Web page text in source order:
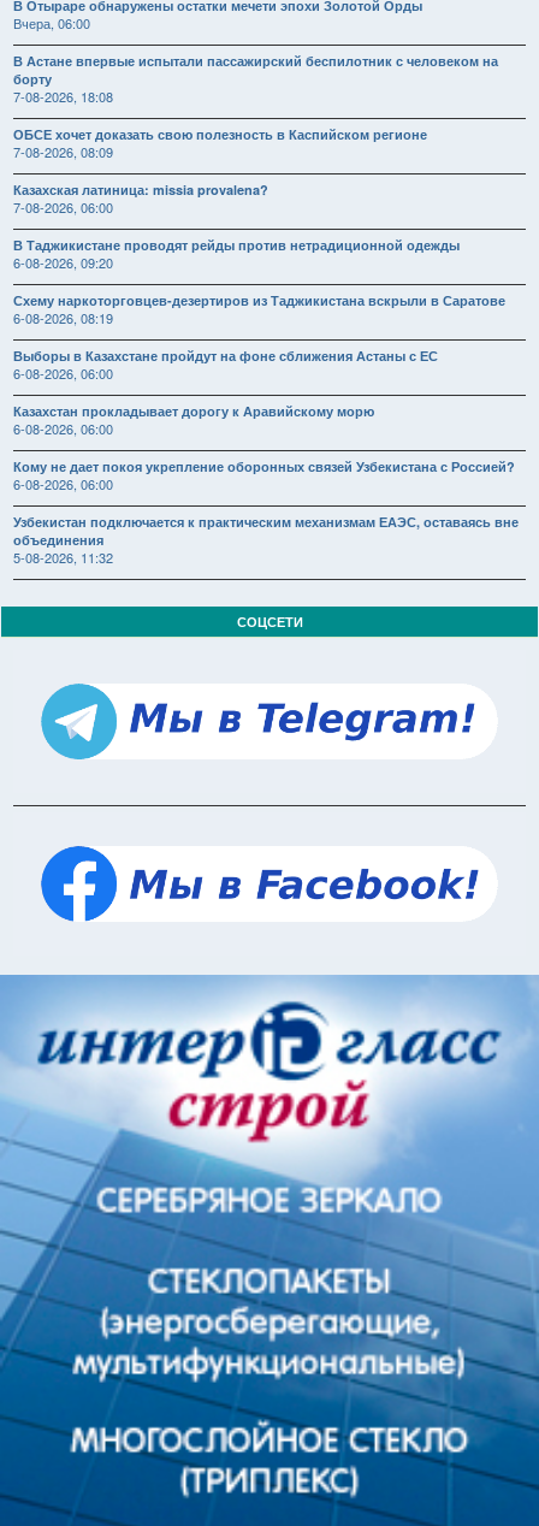
В Отыраре обнаружены остатки мечети эпохи Золотой Орды
Вчера, 06:00
В Астане впервые испытали пассажирский беспилотник с человеком на
борту
7-08-2026, 18:08
ОБСЕ хочет доказать свою полезность в Каспийском регионе
7-08-2026, 08:09
Казахская латиница: missia provalena?
7-08-2026, 06:00
В Таджикистане проводят рейды против нетрадиционной одежды
6-08-2026, 09:20
Схему наркоторговцев-дезертиров из Таджикистана вскрыли в Саратове
6-08-2026, 08:19
Выборы в Казахстане пройдут на фоне сближения Астаны с ЕС
6-08-2026, 06:00
Казахстан прокладывает дорогу к Аравийскому морю
6-08-2026, 06:00
Кому не дает покоя укрепление оборонных связей Узбекистана с Россией?
6-08-2026, 06:00
Узбекистан подключается к практическим механизмам ЕАЭС, оставаясь вне
объединения
5-08-2026, 11:32
СОЦСЕТИ